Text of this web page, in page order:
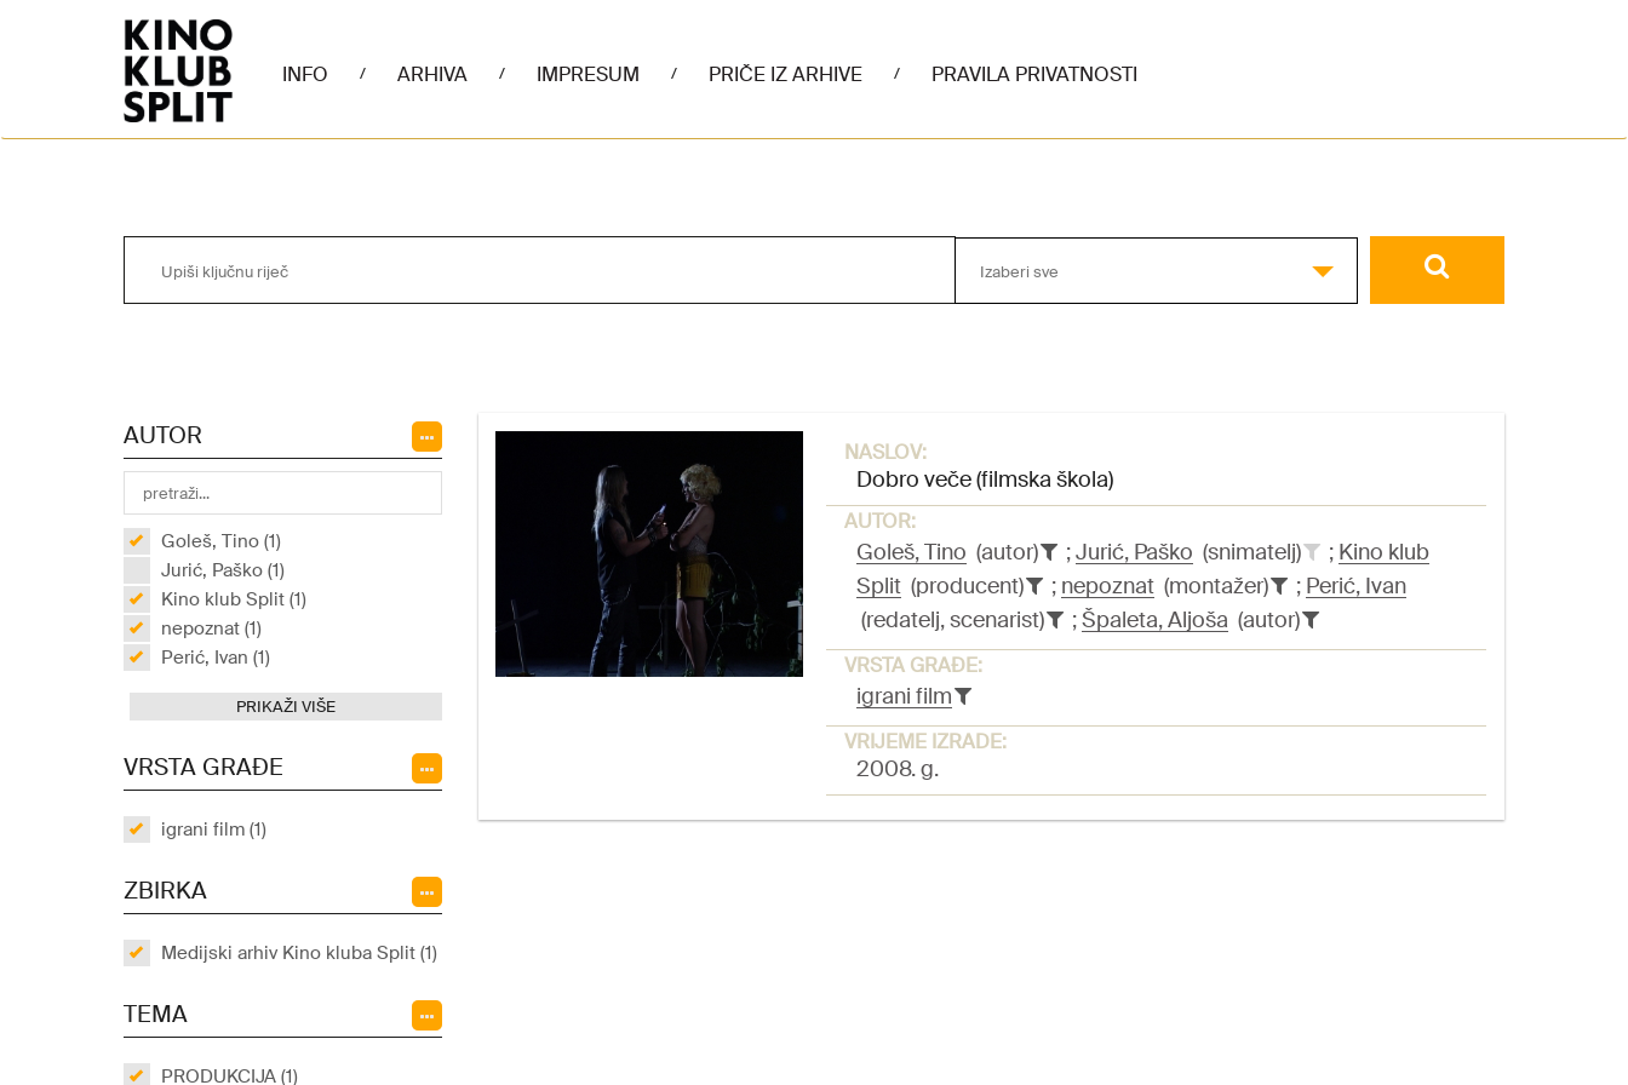
INFO / ARHIVA / IMPRESUM / PRIČE IZ ARHIVE / PRAVILA PRIVATNOSTI
Izaberi sve
AUTOR
Goleš, Tino (1)
Jurić, Paško (1)
Kino klub Split (1)
nepoznat (1)
Perić, Ivan (1)
PRIKAŽI VIŠE
VRSTA GRAĐE
igrani film (1)
ZBIRKA
Medijski arhiv Kino kluba Split (1)
TEMA
PRODUKCIJA (1)
NASLOV:
Dobro veče (filmska škola)
AUTOR:
Goleš, Tino (autor) ;Jurić, Paško (snimatelj) ; Kino klub
Split(producent) ; nepoznat(montažer) ; Perić, Ivan
(redatelj, scenarist)
;Špaleta, Aljoša (autor)
VRSTA GRAĐE:
igrani film
VRIJEME IZRADE:
2008. g.